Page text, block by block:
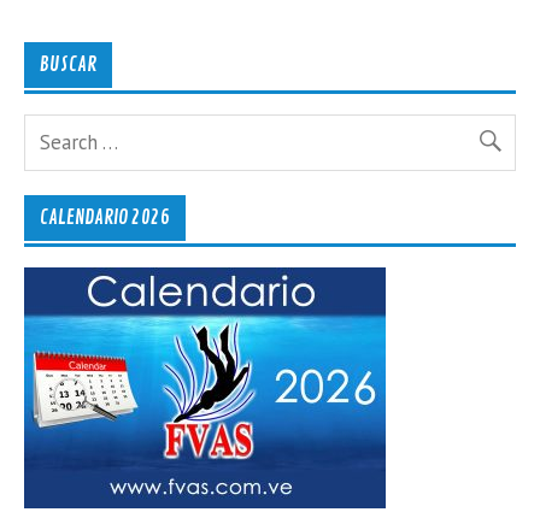
BUSCAR
CALENDARIO 2026